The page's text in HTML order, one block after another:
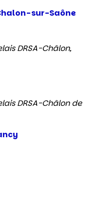
sur-Saône
DRSA-Châlon,
DRSA-Châlon de